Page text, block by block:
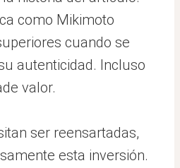
como Mikimoto
cuando se
autenticidad. Incluso
valor.
ser reensartadas,
esta inversión.